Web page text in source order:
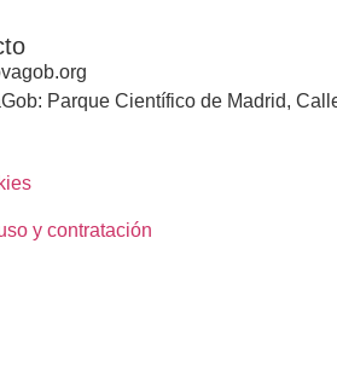
Parque Científico de Madrid,
y contratación